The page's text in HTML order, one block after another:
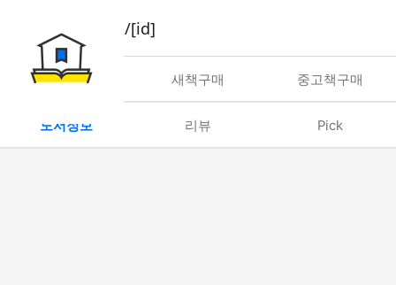
book/rent/[id]
대여 새책구매 중고책구매
도서정보 리뷰 Pick